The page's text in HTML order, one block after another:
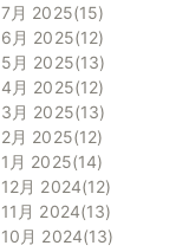
7月 2025 15
6月 2025 12
5月 2025 13
4月 2025 12
3月 2025 13
2月 2025 12
1月 2025 14
12月 2024 12
11月 2024 13
10月 2024 13